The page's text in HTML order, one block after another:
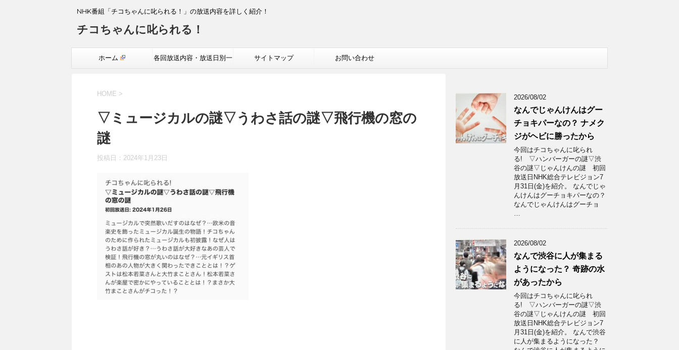
NHK番組「チコちゃんに叱られる！」の放送内容を詳しく紹介！
チコちゃんに叱られる！
ホーム 各回放送内容・放送日別一 サイトマップ お問い合わせ
HOME >
▽ミュージカルの謎▽うわさ話の謎▽飛行機の窓の
謎
投稿日： 2024年1月23日
2026/08/02
なんでじゃんけんはグー
チョキパーなの？ ナメク
ジがヘビに勝ったから
今回はチコちゃんに叱られ
る! ▽ハンバーガーの謎▽渋
谷の謎▽じゃんけんの謎 初回
放送日NHK総合テレビジョン7
月31日(金)を紹介。 なんでじゃ
んけんはグーチョキパーなの？
なんでじゃんけんはグーチョ
…
2026/08/02
なんで渋谷に人が集まる
ようになった？ 奇跡の水
があったから
今回はチコちゃんに叱られ
る! ▽ハンバーガーの謎▽渋
谷の謎▽じゃんけんの謎 初回
放送日NHK総合テレビジョン7
月31日(金)を紹介。 なんで渋谷
に人が集まるようになった？